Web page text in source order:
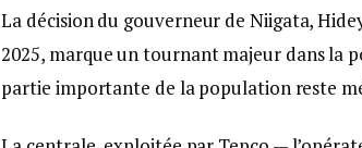
La décision du gouverneur de Niigata,
2025, marque un tournant majeur dans la
partie importante de la population reste